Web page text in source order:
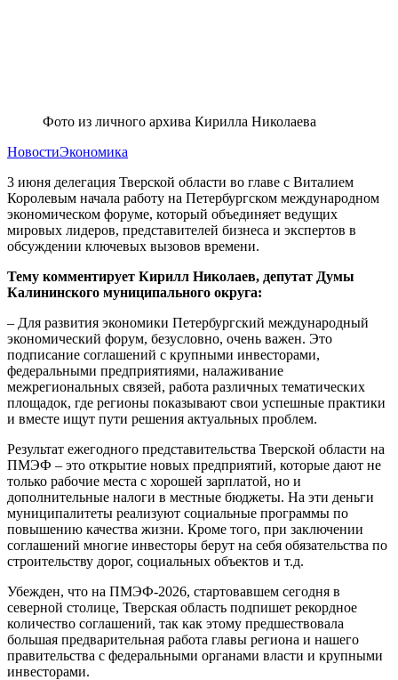
Фото из личного архива Кирилла Николаева
НовостиЭкономика
3 июня делегация Тверской области во главе с Виталием
Королевым начала работу на Петербургском международном
экономическом форуме, который объединяет ведущих
мировых лидеров, представителей бизнеса и экспертов в
обсуждении ключевых вызовов времени.
Тему комментирует Кирилл Николаев, депутат Думы
Калининского муниципального округа:
– Для развития экономики Петербургский международный
экономический форум, безусловно, очень важен. Это
подписание соглашений с крупными инвесторами,
федеральными предприятиями, налаживание
межрегиональных связей, работа различных тематических
площадок, где регионы показывают свои успешные практики
и вместе ищут пути решения актуальных проблем.
Результат ежегодного представительства Тверской области на
ПМЭФ – это открытие новых предприятий, которые дают не
только рабочие места с хорошей зарплатой, но и
дополнительные налоги в местные бюджеты. На эти деньги
муниципалитеты реализуют социальные программы по
повышению качества жизни. Кроме того, при заключении
соглашений многие инвесторы берут на себя обязательства по
строительству дорог, социальных объектов и т.д.
Убежден, что на ПМЭФ-2026, стартовавшем сегодня в
северной столице, Тверская область подпишет рекордное
количество соглашений, так как этому предшествовала
большая предварительная работа главы региона и нашего
правительства с федеральными органами власти и крупными
инвесторами.